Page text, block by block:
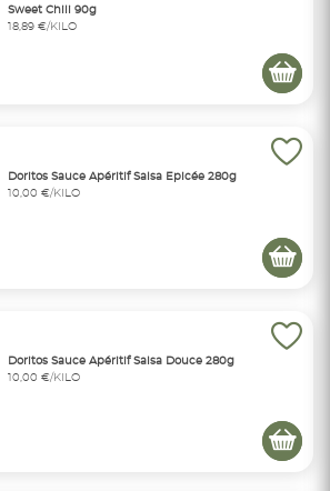
Sweet Chili 90g
18,89 €/KILO
Doritos Sauce Apéritif Salsa Epicée 280g
10,00 €/KILO
Doritos Sauce Apéritif Salsa Douce 280g
10,00 €/KILO